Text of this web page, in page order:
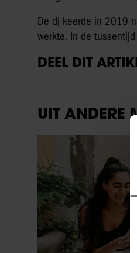
De dj keerde in 2019
werkte. In de
DEEL DIT
UIT ANDERE